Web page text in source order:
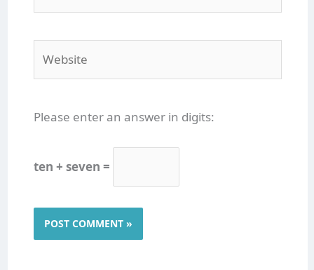
Please enter an answer in digits:
ten + seven =